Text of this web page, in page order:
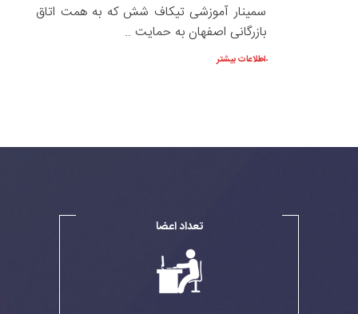
سمینار آموزشی تیکاف شش که به همت اتاق
بازرگانی اصفهان به حمایت ..
اطلاعات بیشتر
تعداد اعضا